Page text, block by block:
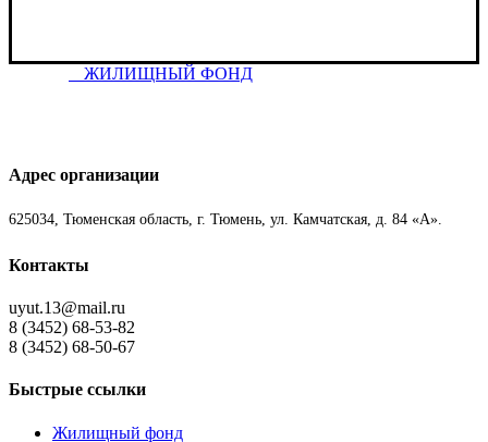
ЖИЛИЩНЫЙ ФОНД
Адрес организации
625034, Тюменская область, г. Тюмень, ул. Камчатская, д. 84 «А».
Контакты
uyut.13@mail.ru
8 (3452) 68-53-82
8 (3452) 68-50-67
Быстрые ссылки
Жилищный фонд